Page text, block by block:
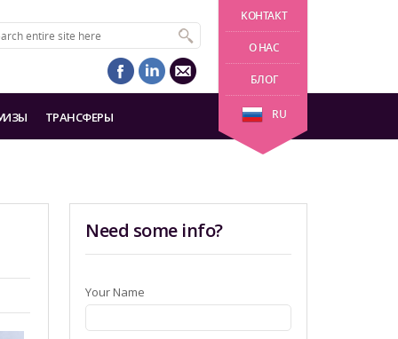
KОНТАКТ
О НАС
БЛОГ
RU
ТРАНСФЕРЫ
Need some info?
Your Name